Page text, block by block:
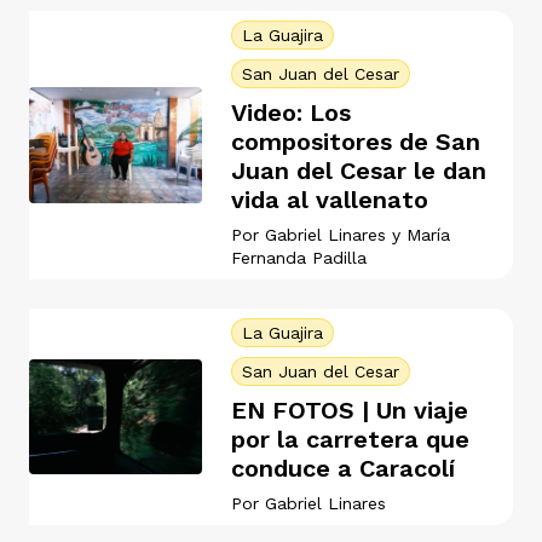
La Guajira
San Juan del Cesar
Video: Los
compositores de San
Juan del Cesar le dan
vida al vallenato
Por Gabriel Linares y María
Fernanda Padilla
La Guajira
San Juan del Cesar
EN FOTOS | Un viaje
por la carretera que
conduce a Caracolí
Por Gabriel Linares